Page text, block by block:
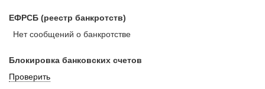
ЕФРСБ (реестр банкротств)
Нет сообщений о банкротстве
Блокировка банковских счетов
Проверить